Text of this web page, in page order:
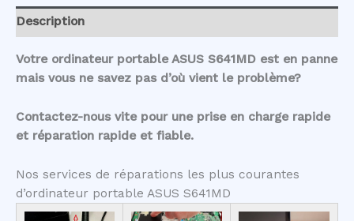
Description
Votre ordinateur portable ASUS S641MD est en panne
mais vous ne savez pas d’où vient le problème?
Contactez-nous vite pour une prise en charge rapide
et réparation rapide et fiable.
Nos services de réparations les plus courantes
d’ordinateur portable ASUS S641MD